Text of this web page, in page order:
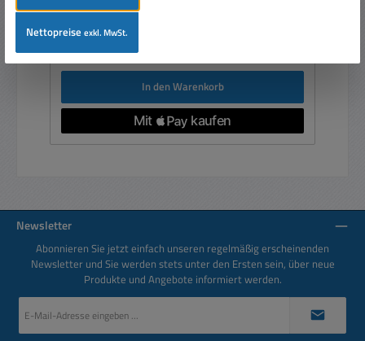
Preise inkl. MwSt. zzgl. Versandkosten
In den Warenkorb
Newsletter
Abonnieren Sie jetzt einfach unseren regelmäßig erscheinenden
Newsletter und Sie werden stets unter den Ersten sein, über neue
Produkte und Angebote informiert werden.
Mail-
Nettopreiseexkl. MwSt.